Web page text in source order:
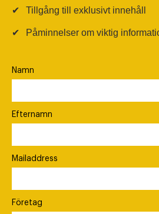
✔ Tillgång till exklusivt innehåll
✔ Påminnelser om viktig
Namn
Efternamn
Mailaddress
Företag